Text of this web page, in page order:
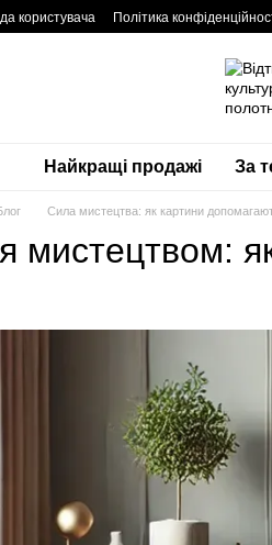
користувача Політика
Найкращі продажі За
Сила мистецтва: як картини
мистецтвом: